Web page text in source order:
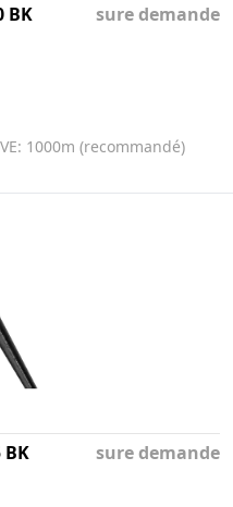
BK
sure demande
VE: 1000m (recommandé)
BK
sure demande